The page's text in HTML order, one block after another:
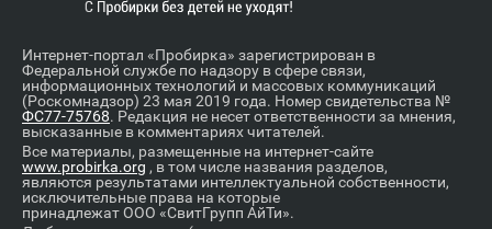
Интернет-портал «Пробирка» зарегистрирован в
Федеральной службе по надзору в сфере связи,
информационных технологий и массовых коммуникаций
(Роскомнадзор) 23 мая 2019 года. Номер свидетельства №
ФС77-75768. Редакция не несет ответственности за мнения,
высказанные в комментариях читателей.
Все материалы, размещенные на интернет-сайте
www.probirka.org , в том числе названия разделов,
являются результатами интеллектуальной собственности,
исключительные права на которые
принадлежат ООО «СвитГрупп АйТи».